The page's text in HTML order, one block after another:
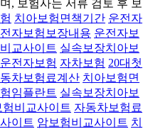
, 보험사는 서류 검토 후 보
치아보험면책기간 운전자
자보험보장내용 운전자보
교사이트 실속보장치아보
운전자보험 자차보험 20대첫
차보험료계산 치아보험면
임플란트 실속보장치아보
비교사이트 자동차보험료
이트 암보험비교사이트 치